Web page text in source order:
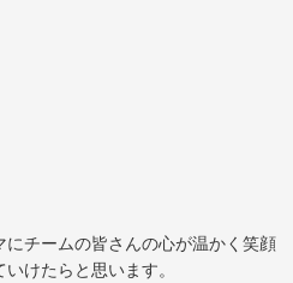
にチームの皆さんの心が温かく笑顔
けたらと思います。